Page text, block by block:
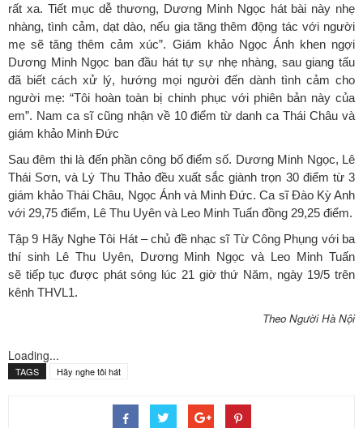
rất xa. Tiết mục dễ thương, Dương Minh Ngọc hát bài này nhẹ
nhàng, tình cảm, dạt dào, nếu gia tăng thêm động tác với người
mẹ sẽ tăng thêm cảm xúc”. Giám khảo Ngọc Ánh khen ngợi
Dương Minh Ngọc ban đầu hát tự sự nhẹ nhàng, sau giang tấu
đã biết cách xử lý, hướng mọi người đến dành tình cảm cho
người mẹ: “Tôi hoàn toàn bị chinh phục với phiên bản này của
em”. Nam ca sĩ cũng nhận về 10 điểm từ danh ca Thái Châu và
giám khảo Minh Đức
Sau đêm thi là đến phần công bố điểm số. Dương Minh Ngọc, Lê
Thái Sơn, và Lý Thu Thảo đều xuất sắc giành trọn 30 điểm từ 3
giám khảo Thái Châu, Ngọc Ánh và Minh Đức. Ca sĩ Đào Kỳ Anh
với 29,75 điểm, Lê Thu Uyên và Leo Minh Tuấn đồng 29,25 điểm.
Tập 9 Hãy Nghe Tôi Hát –chủ đề nhạc sĩ Từ Công Phụng với ba
thí sinhLê Thu Uyên, Dương Minh Ngọc và Leo Minh Tuấn
sẽ tiếp tục được phát sóng lúc 21 giờ thứ Năm, ngày 19/5 trên
kênh THVL1.
Theo Người Hà Nội
Loading...
TAGS Hãy nghe tôi hát